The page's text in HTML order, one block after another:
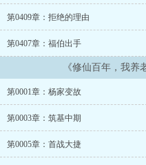
第0409章：拒绝的理由
第0407章：福伯出手
《修仙百年，我养
第0001章：杨家变故
第0003章：筑基中期
第0005章：首战大捷